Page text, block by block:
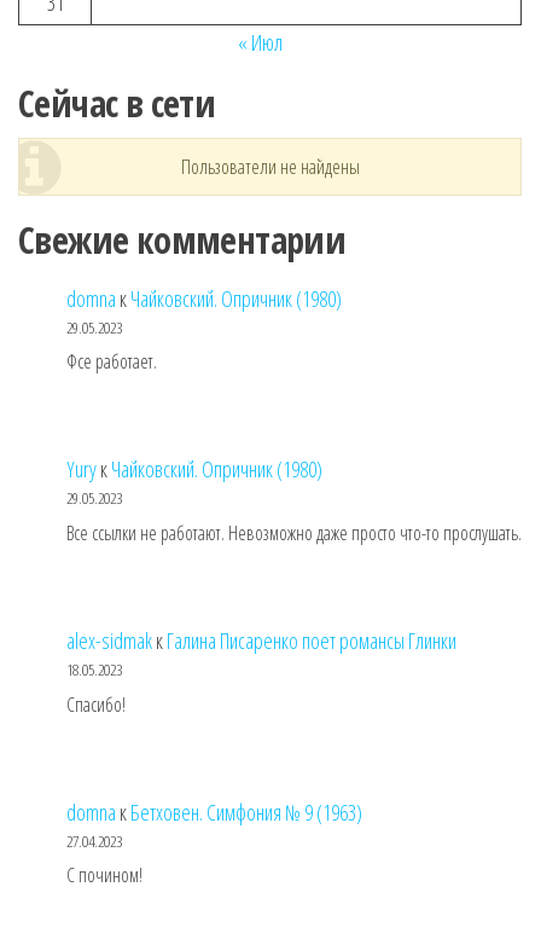
« Июл
Сейчас в сети
Пользователи не найдены
Свежие комментарии
domna кЧайковский. Опричник (1980)
29.05.2023
Фсе работает.
YuryкЧайковский. Опричник (1980)
29.05.2023
Все ссылки не работают. Невозможно даже просто что-то прослушать.
alex-sidmakкГалина Писаренко поет романсы Глинки
18.05.2023
Спасибо!
domna кБетховен. Симфония № 9 (1963)
27.04.2023
С почином!